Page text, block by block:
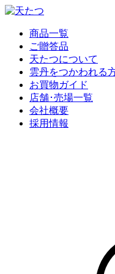
商品一覧
ご贈答品
天たつについて
雲丹をつかわれる
お買物ガイド
店舗･売場一覧
会社概要
採用情報